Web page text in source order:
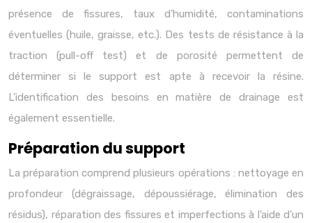
présence de fissures, taux d’humidité, contaminations
éventuelles (huile, graisse, etc.). Des tests de résistance à la
traction (pull-off test) et de porosité permettent de
déterminer si le support est apte à recevoir la résine.
L’identification des besoins en matière de drainage est
également essentielle.
Préparation du support
La préparation comprend plusieurs opérations : nettoyage en
profondeur (dégraissage, dépoussiérage, élimination des
résidus), réparation des fissures et imperfections à l’aide d’un